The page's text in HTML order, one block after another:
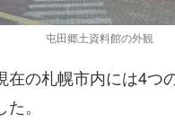
屯田郷土資料館の外観
在の札幌市内には4つ
。